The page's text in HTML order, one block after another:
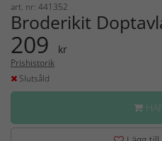
art. nr: 441352
Broderikit
209 kr
Prishistorik
Slutsåld